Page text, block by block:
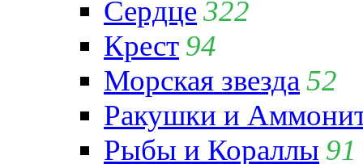
Сердце322
Крест 94
Морская звезда 52
Ракушки и
Рыбы и Кораллы 91